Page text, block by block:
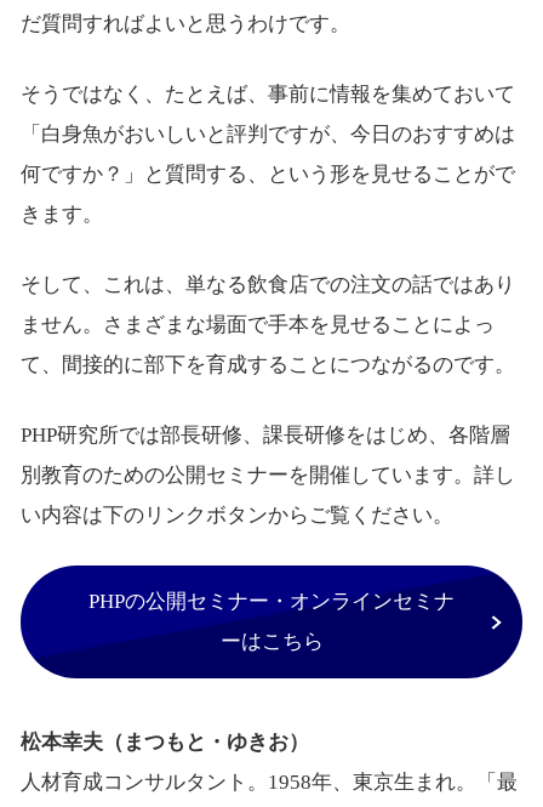
だ質問すればよいと思うわけです。
そうではなく、たとえば、事前に情報を集めておいて
「白身魚がおいしいと評判ですが、今日のおすすめは
何ですか？」と質問する、という形を見せることがで
きます。
そして、これは、単なる飲食店での注文の話ではあり
ません。さまざまな場面で手本を見せることによっ
て、間接的に部下を育成することにつながるのです。
PHP研究所では部長研修、課長研修をはじめ、各階層
別教育のための公開セミナーを開催しています。詳し
い内容は下のリンクボタンからご覧ください。
PHPの公開セミナー・オンラインセミナ
ーはこちら
松本幸夫（まつもと・ゆきお）
人材育成コンサルタント。1958年、東京生まれ。「最